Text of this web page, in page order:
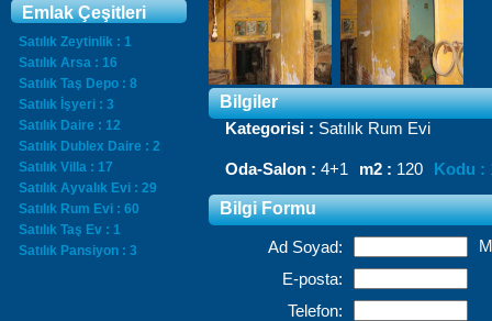
Emlak Çeşitleri
Satılık Zeytinlik : 1
Satılık Arsa : 16
Satılık Taş Depo : 8
Satılık İşyeri : 3
Satılık Daire : 12
Satılık Dublex Daire : 2
Satılık Villa : 17
Satılık Ayvalık Evi : 29
Satılık Rum Evi : 60
Satılık Taş Ev : 1
Satılık Pansiyon : 3
Bilgiler
Kategorisi : Satılık Rum Evi
Oda-Salon : 4+1 m2 : 120 Kodu :
Bilgi Formu
Ad Soyad:
E-posta:
Telefon: